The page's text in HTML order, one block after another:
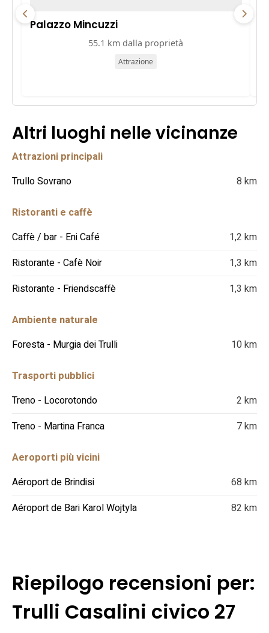
Palazzo Mincuzzi
55.1 km dalla proprietà
Attrazione
Altri luoghi nelle vicinanze
Attrazioni principali
Trullo Sovrano
8 km
Ristoranti e caffè
Caffè / bar - Eni Café
1,2 km
Ristorante - Cafè Noir
1,3 km
Ristorante - Friendscaffè
1,3 km
Ambiente naturale
Foresta - Murgia dei Trulli
10 km
Trasporti pubblici
Treno - Locorotondo
2 km
Treno - Martina Franca
7 km
Aeroporti più vicini
Aéroport de Brindisi
68 km
Aéroport de Bari Karol Wojtyla
82 km
Riepilogo recensioni per:
Trulli Casalini civico 27